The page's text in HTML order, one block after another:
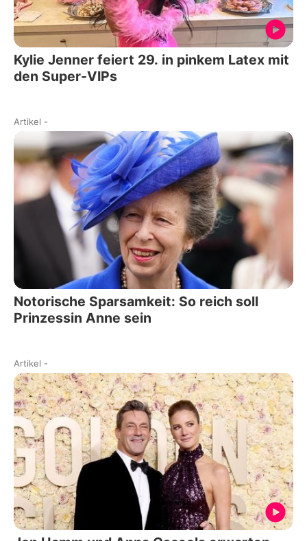
Kylie Jenner feiert 29. in pinkem Latex mit
den Super-VIPs
Artikel -
Notorische Sparsamkeit: So reich soll
Prinzessin Anne sein
Artikel -